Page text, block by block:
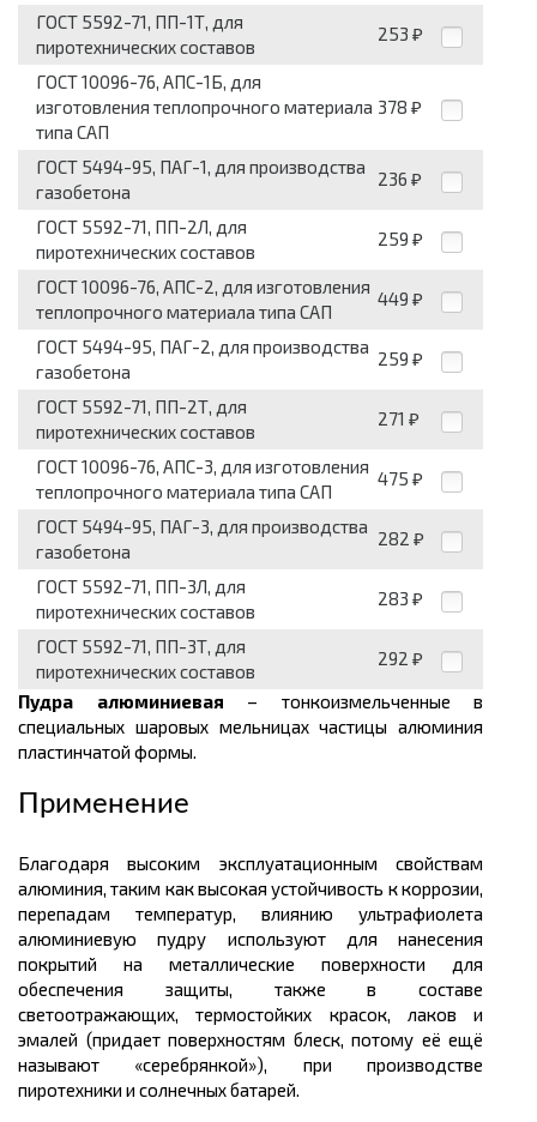
ГОСТ 5592-71, ПП-1Т, для
пиротехнических составов
253 ₽
ГОСТ 10096-76, АПС-1Б, для
изготовления теплопрочного материала
типа САП
378 ₽
ГОСТ 5494-95, ПАГ-1, для производства
газобетона
236 ₽
ГОСТ 5592-71, ПП-2Л, для
пиротехнических составов
259 ₽
ГОСТ 10096-76, АПС-2, для изготовления
теплопрочного материала типа САП
449 ₽
ГОСТ 5494-95, ПАГ-2, для производства
газобетона
259 ₽
ГОСТ 5592-71, ПП-2Т, для
пиротехнических составов
271 ₽
ГОСТ 10096-76, АПС-3, для изготовления
теплопрочного материала типа САП
475 ₽
ГОСТ 5494-95, ПАГ-3, для производства
газобетона
282 ₽
ГОСТ 5592-71, ПП-3Л, для
пиротехнических составов
283 ₽
ГОСТ 5592-71, ПП-3Т, для
пиротехнических составов
292 ₽
Пудра алюминиевая – тонкоизмельченные в
специальных шаровых мельницах частицы алюминия
пластинчатой формы.
Применение
Благодаря высоким эксплуатационным свойствам
алюминия, таким как высокая устойчивость к коррозии,
перепадам температур, влиянию ультрафиолета
алюминиевую пудру используют для нанесения
покрытий на металлические поверхности для
обеспечения защиты, также в составе
светоотражающих, термостойких красок, лаков и
эмалей (придает поверхностям блеск, потому её ещё
называют «серебрянкой»), при производстве
пиротехники и солнечных батарей.